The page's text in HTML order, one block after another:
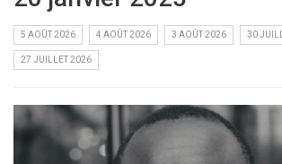
5 AOÛT 2026 4 AOÛT 2026 3 AOÛT 2026 30
27 JUILLET 2026